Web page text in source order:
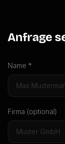
Anfrage
Name *
Firma (optional)